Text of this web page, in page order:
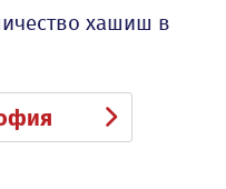
хашиш в